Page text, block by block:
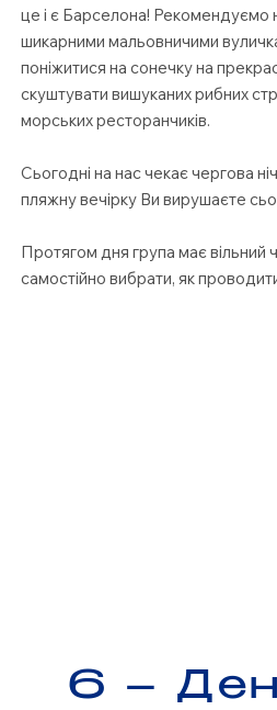
6 –
це і є Барселона! Рекомендуємо
шикарними мальовничими
поніжитися на сонечку на
скуштувати вишуканих рибних
морських ресторанчиків.
Сьогодні на нас чекає чергова
пляжну вечірку Ви вирушаєте
Протягом дня група має
самостійно вибрати, як